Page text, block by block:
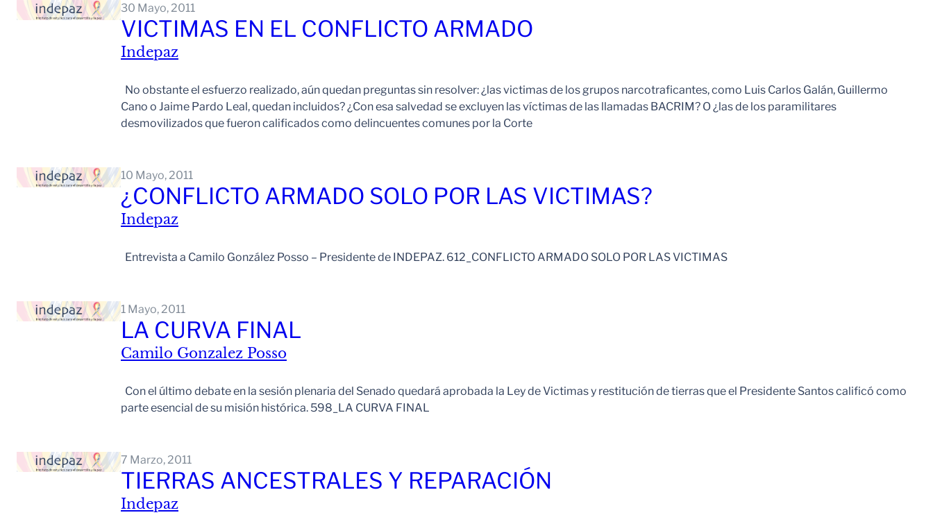
30 Mayo, 2011
VICTIMAS EN EL CONFLICTO ARMADO
Indepaz
No obstante el esfuerzo realizado, aún quedan preguntas sin resolver: ¿las victimas de los grupos narcotraficantes, como Luis Carlos Galán, Guillermo
Cano o Jaime Pardo Leal, quedan incluidos? ¿Con esa salvedad se excluyen las víctimas de las llamadas BACRIM? O ¿las de los paramilitares
desmovilizados que fueron calificados como delincuentes comunes por la Corte
10 Mayo, 2011
¿CONFLICTO ARMADO SOLO POR LAS VICTIMAS?
Indepaz
Entrevista a Camilo González Posso – Presidente de INDEPAZ. 612_CONFLICTO ARMADO SOLO POR LAS VICTIMAS
1 Mayo, 2011
LA CURVA FINAL
Camilo Gonzalez Posso
Con el último debate en la sesión plenaria del Senado quedará aprobada la Ley de Victimas y restitución de tierras que el Presidente Santos calificó como
parte esencial de su misión histórica. 598_LA CURVA FINAL
7 Marzo, 2011
TIERRAS ANCESTRALES Y REPARACIÓN
Indepaz